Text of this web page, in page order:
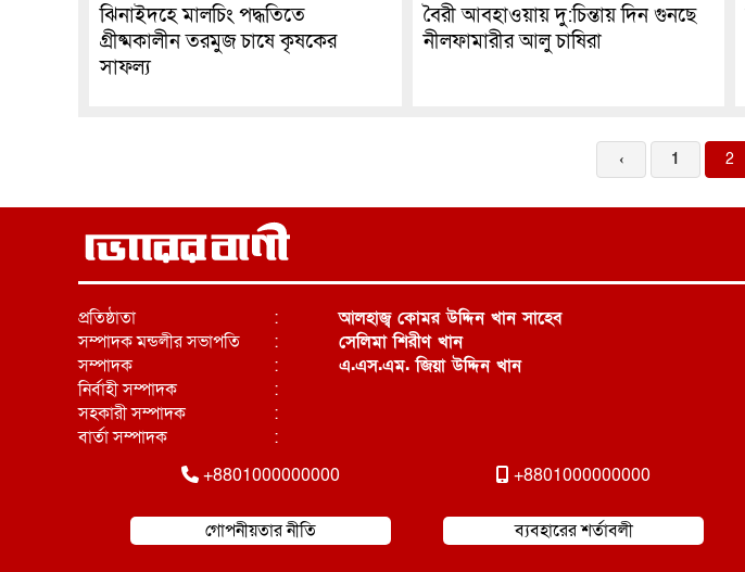
ঝিনাইদহে মালচিং পদ্ধতিতে
গ্রীষ্মকালীন তরমুজ চাষে কৃষকের
সাফল্য
বৈরী আবহাওয়ায় দু:চিন্তায় দিন গুনছে
নীলফামারীর আলু চাষিরা
‹ 1 2
প্রতিষ্ঠাতা
সম্পাদক মন্ডলীর সভাপতি
সম্পাদক
নির্বাহী সম্পাদক
সহকারী সম্পাদক
বার্তা সম্পাদক
:
:
:
:
:
:
আলহাজ্ব কোমর উদ্দিন খান সাহেব
সেলিমা শিরীণ খান
এ.এস.এম. জিয়া উদ্দিন খান
+8801000000000 +8801000000000
গোপনীয়তার নীতি ব্যবহারের শর্তাবলী